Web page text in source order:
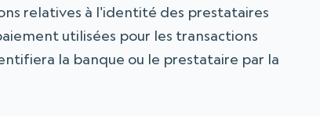
relatives à l'identité des prestataires
utilisées pour les transactions
la banque ou le prestataire par la